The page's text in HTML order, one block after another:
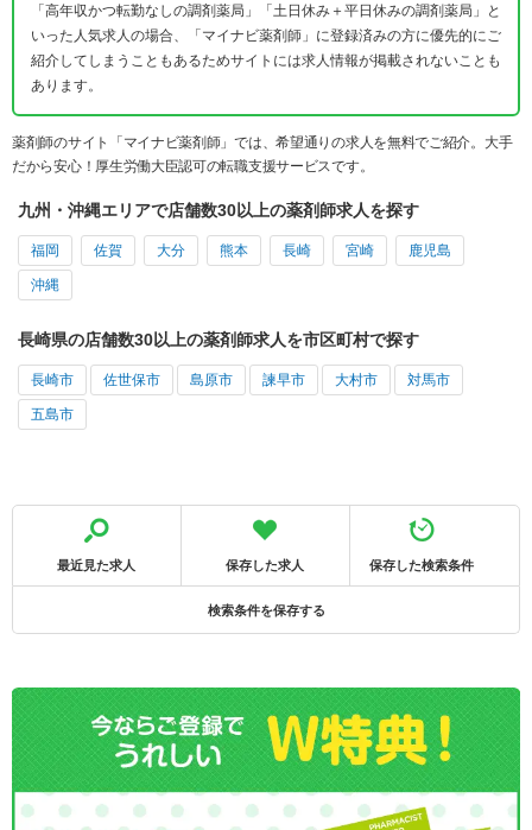
「高年収かつ転勤なしの調剤薬局」「土日休み＋平日休みの調剤薬局」と
いった人気求人の場合、「マイナビ薬剤師」に登録済みの方に優先的にご
紹介してしまうこともあるためサイトには求人情報が掲載されないことも
あります。
薬剤師のサイト「マイナビ薬剤師」では、希望通りの求人を無料でご紹介。大手
だから安心！厚生労働大臣認可の転職支援サービスです。
九州・沖縄エリアで店舗数30以上の薬剤師求人を探す
福岡 佐賀 大分 熊本 長崎 宮崎 鹿児島
沖縄
長崎県の店舗数30以上の薬剤師求人を市区町村で探す
長崎市 佐世保市 島原市 諫早市 大村市 対馬市
五島市
最近見た求人 保存した求人 保存した検索条件
検索条件を保存する